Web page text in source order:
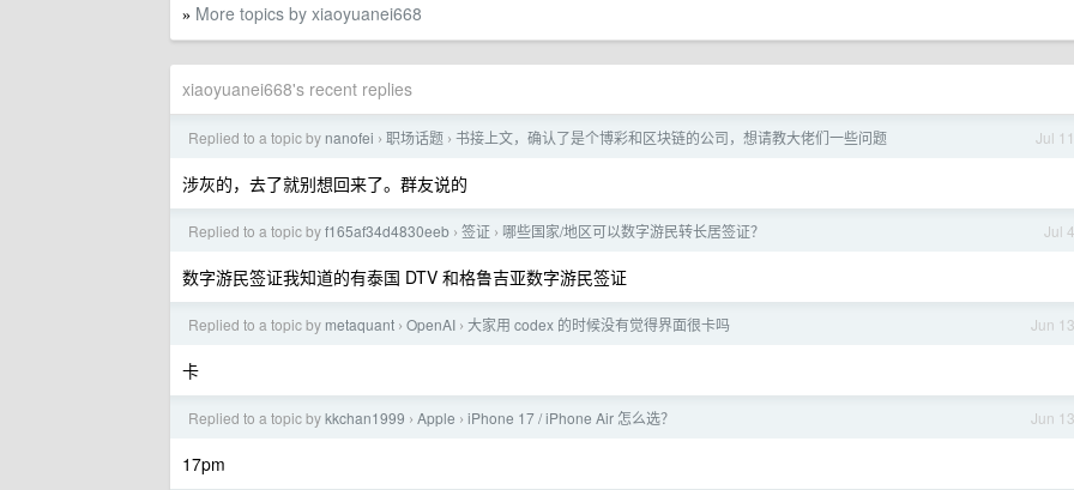
» More topics by xiaoyuanei668
xiaoyuanei668's recent replies
Jul 11
Replied to a topic by nanofei › 职场话题 › 书接上文，确认了是个博彩和区块链的公司，想请教大佬们一些问题
涉灰的，去了就别想回来了。群友说的
Jul 4
Replied to a topic byf165af34d4830eeb › 签证 › 哪些国家/地区可以数字游民转长居签证？
数字游民签证我知道的有泰国 DTV 和格鲁吉亚数字游民签证
Jun 13
Replied to a topic by metaquant › OpenAI › 大家用 codex 的时候没有觉得界面很卡吗
卡
Jun 13
Replied to a topic bykkchan1999 › Apple › iPhone 17 / iPhone Air 怎么选？
17pm